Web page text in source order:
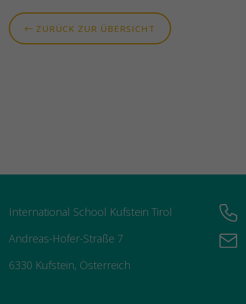
ZURÜCK ZUR ÜBERSICHT
International School Kufstein Tirol
Andreas-Hofer-Straße 7
6330 Kufstein, Österreich